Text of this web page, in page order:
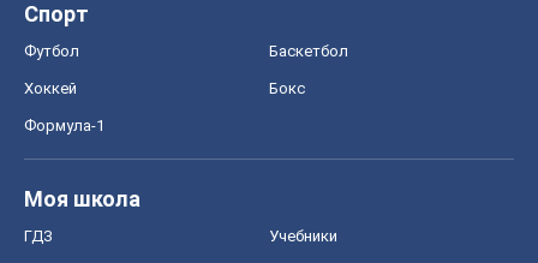
Спорт
Футбол Баскетбол
Хоккей Бокс
Формула-1
Моя школа
ГДЗ Учебники